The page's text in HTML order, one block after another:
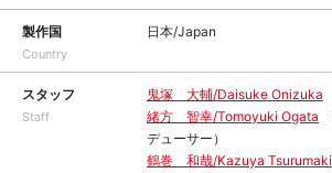
製作国
Country
日本/Japan
スタッフ
Staff
鬼塚 大輔/Daisuke Onizuka
緒方 智幸/Tomoyuki Ogata
デューサー）
鶴巻 和哉/Kazuya Tsurumaki